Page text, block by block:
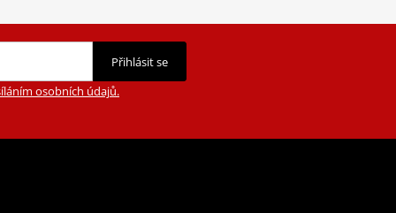
Přihlásit se
osobních údajů.